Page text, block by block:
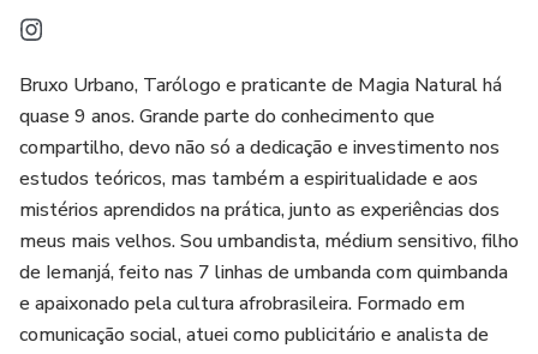
Bruxo Urbano, Tarólogo e praticante de Magia Natural há
quase 9 anos. Grande parte do conhecimento que
compartilho, devo não só a dedicação e investimento nos
estudos teóricos, mas também a espiritualidade e aos
mistérios aprendidos na prática, junto as experiências dos
meus mais velhos. Sou umbandista, médium sensitivo, filho
de Iemanjá, feito nas 7 linhas de umbanda com quimbanda
e apaixonado pela cultura afrobrasileira. Formado em
comunicação social, atuei como publicitário e analista de